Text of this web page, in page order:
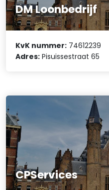
DM Loonbedrijf
KvK nummer: 74612239
Adres: Pisuissestraat 65
CPServices